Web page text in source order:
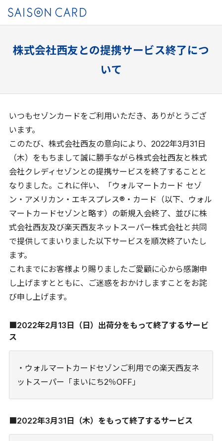
株式会社西友との提携サービス終了につ
いて
いつもセゾンカードをご利用いただき、ありがとうござ
います。
このたび、株式会社西友の意向により、2022年3月31日
（木）をもちまして誠に勝手ながら株式会社西友と株式
会社クレディセゾンとの提携サービスを終了することと
なりました。これに伴い、「ウォルマートカード セゾ
ン・アメリカン・エキスプレス®・カード（以下、ウォル
マートカードセゾンと略す）の新規入会終了、並びに株
式会社西友及び楽天西友ネットスーパー株式会社と共同
で提供してまいりました以下サービスを順次終了いたし
ます。
これまでにお客様より賜りましたご愛顧に心から感謝申
し上げますとともに、ご迷惑をおかけしますことをお詫
び申し上げます。
■2022年2月13日（日）出荷分をもって終了するサービ
ス
・ウォルマートカードセゾンご利用での楽天西友ネ
ットスーパー「まいにち2％OFF」
■2022年3月31日（木）をもって終了するサービス